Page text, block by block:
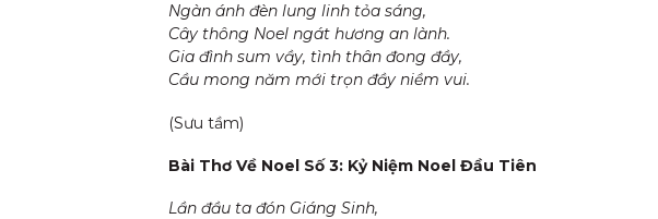
Ngàn ánh đèn lung linh tỏa sáng,
Cây thông Noel ngát hương an lành.
Gia đình sum vầy, tình thân đong đầy,
Cầu mong năm mới trọn đầy niềm vui.
(Sưu tầm)
Bài Thơ Về Noel Số 3: Kỷ Niệm Noel Đầu Tiên
Lần đầu ta đón Giáng Sinh,